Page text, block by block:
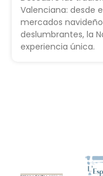
Valenciana: desde
mercados
deslumbrantes, la
experiencia única.